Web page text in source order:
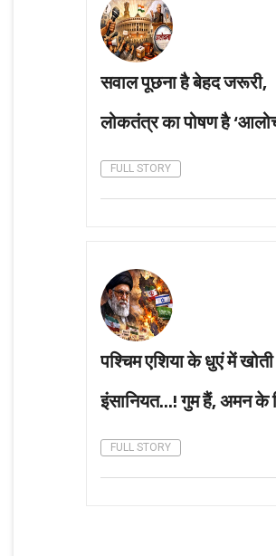
सवाल पूछना है बेहद जरूरी,
लोकतंत्र का पोषण है
FULL STORY
पश्चिम एशिया के धुएं में खोती
इंसानियत...! गुम हैं, अमन के
FULL STORY